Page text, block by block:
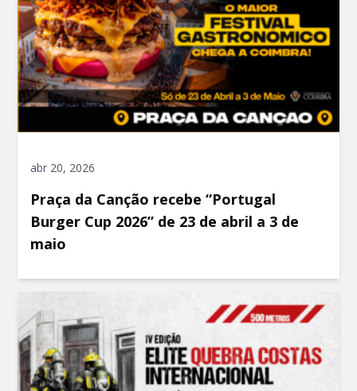
abr 20, 2026
Praça da Canção recebe “Portugal
Burger Cup 2026” de 23 de abril a 3 de
maio